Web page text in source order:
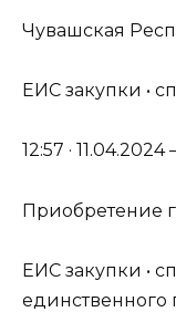
Чувашская
ЕИС закупки •
12:57 ·
Приобретение
ЕИС закупки •
единственного